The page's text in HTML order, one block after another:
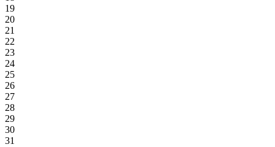
19
20
21
22
23
24
25
26
27
28
29
30
31